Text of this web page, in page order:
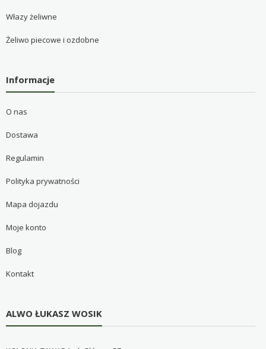
Włazy żeliwne
Żeliwo piecowe i ozdobne
Informacje
O nas
Dostawa
Regulamin
Polityka prywatności
Mapa dojazdu
Moje konto
Blog
Kontakt
ALWO ŁUKASZ WOSIK